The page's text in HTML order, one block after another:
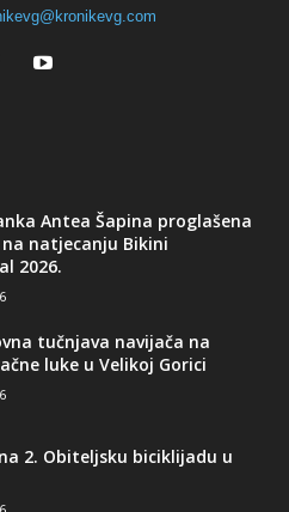
Antea Šapina proglašena
natjecanju Bikini
2026.
tučnjava navijača na
luke u Velikoj Gorici
2. Obiteljsku biciklijadu u